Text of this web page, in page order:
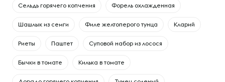
Сельдь горячего копчения Форель охлажденная
Шашлык из семги Филе желтоперого тунца Кларий
Риеты Паштет Суповой набор из лосося
Бычки в томате Килька в томате